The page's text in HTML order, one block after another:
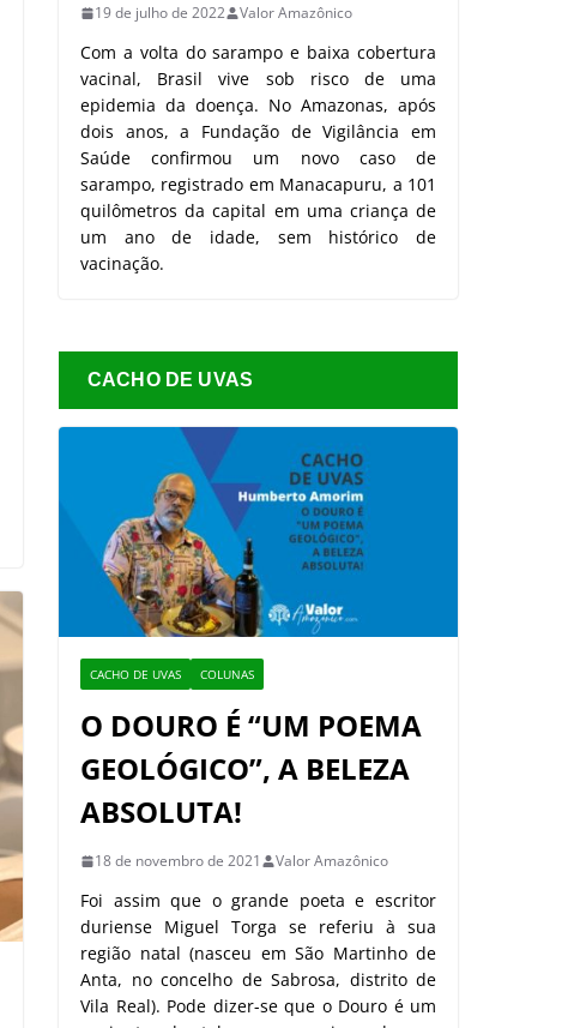
19 de julho de 2022 Valor Amazônico
Com a volta do sarampo e baixa cobertura
vacinal, Brasil vive sob risco de uma
epidemia da doença. No Amazonas, após
dois anos, a Fundação de Vigilância em
Saúde confirmou um novo caso de
sarampo, registrado em Manacapuru, a 101
quilômetros da capital em uma criança de
um ano de idade, sem histórico de
vacinação.
CACHO DE UVAS
CACHO DE UVAS COLUNAS
O DOURO É “UM POEMA
GEOLÓGICO”, A BELEZA
ABSOLUTA!
18 de novembro de 2021 Valor Amazônico
Foi assim que o grande poeta e escritor
duriense Miguel Torga se referiu à sua
região natal (nasceu em São Martinho de
Anta, no concelho de Sabrosa, distrito de
Vila Real). Pode dizer-se que o Douro é um